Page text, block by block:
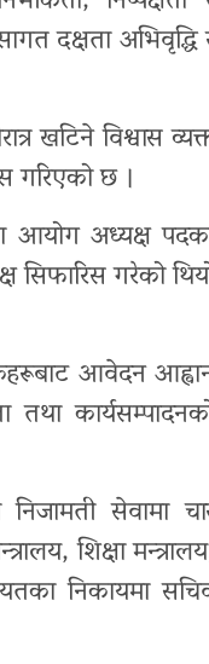
दक्षता अभिवृद्धि
खटिने विश्वास
गरिएको छ ।
आयोग अध्यक्ष
सिफारिस गरेको
आवेदन
तथा
सेवामा
शिक्षा
निकायमा